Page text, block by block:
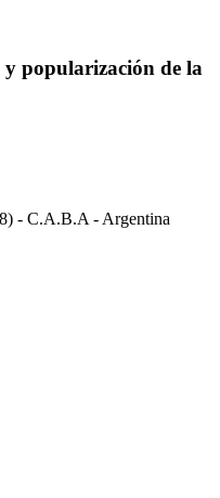
y popularización de la
- C.A.B.A - Argentina